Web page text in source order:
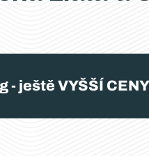
ještě VYŠŠÍ